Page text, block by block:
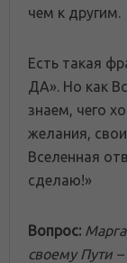
чем к другим.
Есть такая
ДА». Но как
знаем, чего
желания,
Вселенная
сделаю!»
Вопрос:
своему Пути